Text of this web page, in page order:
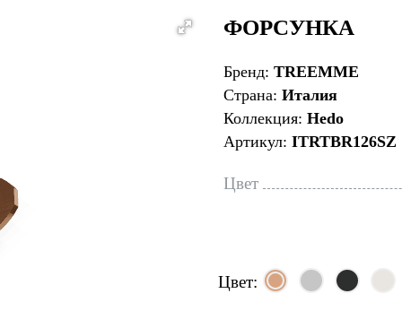
ФОРСУНКА
Бренд: TREEMME
Страна: Италия
Коллекция: Hedo
Артикул: ITRTBR126SZ
Цвет
Цвет: